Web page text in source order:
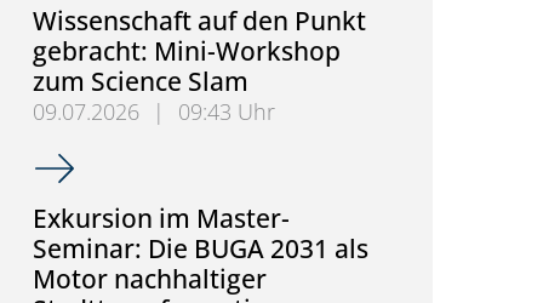
Wissenschaft auf den Punkt
gebracht: Mini-Workshop
zum Science Slam
09.07.2026 |
09:43 Uhr
Wissenschaft auf den Punkt gebracht: Mini-
Exkursion im Master-
Seminar: Die BUGA 2031 als
Motor nachhaltiger